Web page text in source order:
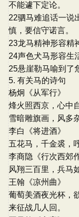
不能遽下定论。
22驷马难追话一说
慎，要信守诺言。
23龙马精神形容精
24声色犬马形容生
25悬崖勒马喻到了
5. 有关马的诗句
杨炯《从军行》
烽火照西京，心中
雪暗雕旗画，风多
李白《将进酒》
五花马，千金裘，
李商隐《行次西郊
风翔三百里，兵马
王翰《凉州曲》
葡萄美酒夜光杯，
来征战几人回。